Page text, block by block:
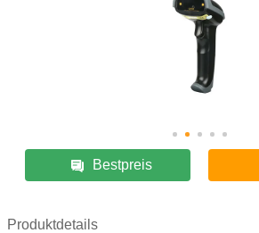
Bestpreis
Produktdetails